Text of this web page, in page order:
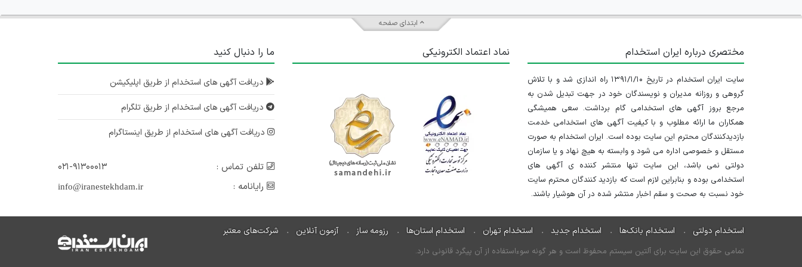
ابتدای صفحه
مختصری درباره ایران استخدام
سایت ایران استخدام در تاریخ ۱۳۹۱/۱/۱۰ راه اندازی شد و با تلاش
گروهی و روزانه مدیران و نویسندگان خود در جهت تبدیل شدن به
مرجع بروز آگهی های استخدامی گام برداشت. سعی همیشگی
همکاران ما ارائه مطلوب و با کیفیت آگهی های استخدامی خدمت
بازدیدکنندگان محترم این سایت بوده است. ایران استخدام به صورت
مستقل و خصوصی اداره می شود و وابسته به هیچ نهاد و یا سازمان
دولتی نمی باشد، این سایت تنها منتشر کننده ی آگهی های
استخدامی بوده و بنابراین لازم است که بازدید کنندگان محترم سایت
خود نسبت به صحت و سقم اخبار منتشر شده در آن هوشیار باشند.
نماد اعتماد الکترونیکی ما را دنبال کنید
دریافت آگهی های استخدام از طریق اپلیکیشن
دریافت آگهی های استخدام از طریق تلگرام
دریافت آگهی های استخدام از طریق اینستاگرام
تلفن تماس :
۰۲۱-۹۱۳۰۰۰۱۳
رایانامه :
info@iranestekhdam.ir
استخدام دولتی استخدام بانک‌ها استخدام جدید استخدام تهران استخدام استان‌ها رزومه ساز آزمون آنلاین شرکت‌های معتبر
تمامی حقوق این سایت برای آلتین سیستم محفوظ است و هر گونه سوءاستفاده از آن پیگرد قانونی دارد.